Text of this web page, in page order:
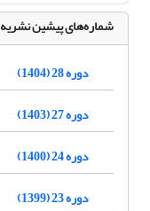
شماره‌های پیشین نشریه
دوره 28 (1404)
دوره 27 (1403)
دوره 24 (1400)
دوره 23 (1399)